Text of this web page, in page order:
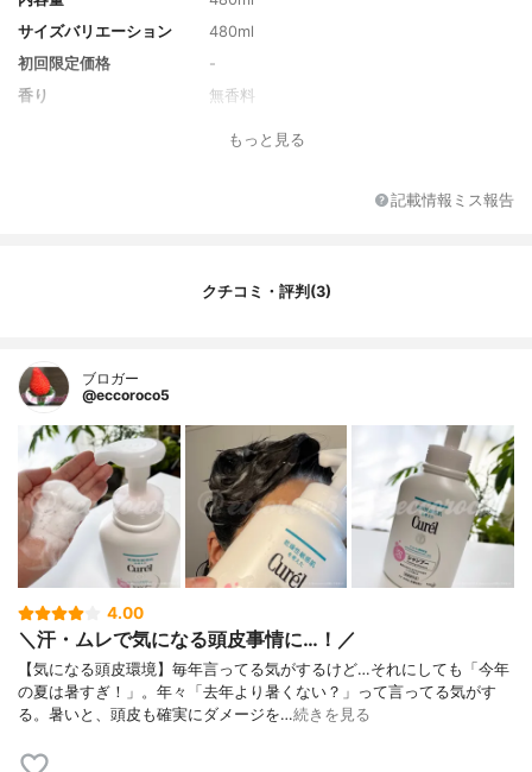
サイズバリエーション
480ml
初回限定価格
-
香り
無香料
グリチルリチン酸ジカリウム＊、水、ラウ
レス硫酸Ｎａ、濃グリセリン、ステアリン
スルホベタイン液、グリセリンモノイソデ
シプロピルヒドロキシエチルセルロース、
液、酢酸トコフェロール、エデト酸塩、安
息香酸塩 ＊は「有効成分」無表示は「その
他の成分」
もっと見る
記載情報ミス報告
クチコミ・評判(3)
ブロガー
@eccoroco5
4.00
＼汗・ムレで気になる頭皮事情に…！／
【気になる頭皮環境】毎年言ってる気がするけど…それにしても「今年
の夏は暑すぎ！」。年々「去年より暑くない？」って言ってる気がす
る。暑いと、頭皮も確実にダメージを…続きを見る